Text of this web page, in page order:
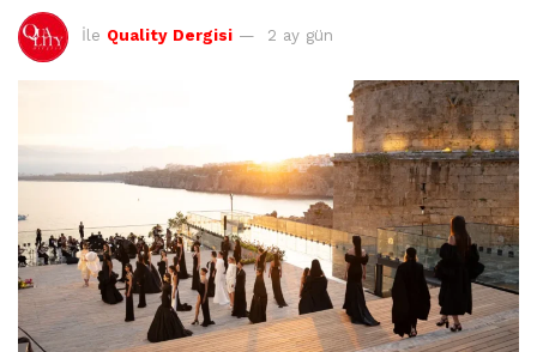
İle Quality Dergisi 2 ay gün